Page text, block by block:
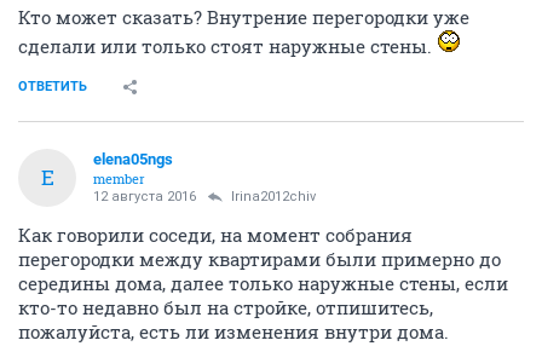
Кто может сказать? Внутрение перегородки уже
сделали или только стоят наружные стены.
ОТВЕТИТЬ
E
elena05ngs
member
12 августа 2016 Irina2012chiv
Как говорили соседи, на момент собрания
перегородки между квартирами были примерно до
середины дома, далее только наружные стены, если
кто-то недавно был на стройке, отпишитесь,
пожалуйста, есть ли изменения внутри дома.